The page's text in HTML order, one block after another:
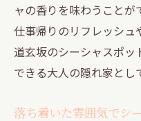
ャの香りを味わうことが
仕事帰りのリフレッシュ
道玄坂のシーシャスポッ
できる大人の隠れ家とし
落ち着いた雰囲気でシ